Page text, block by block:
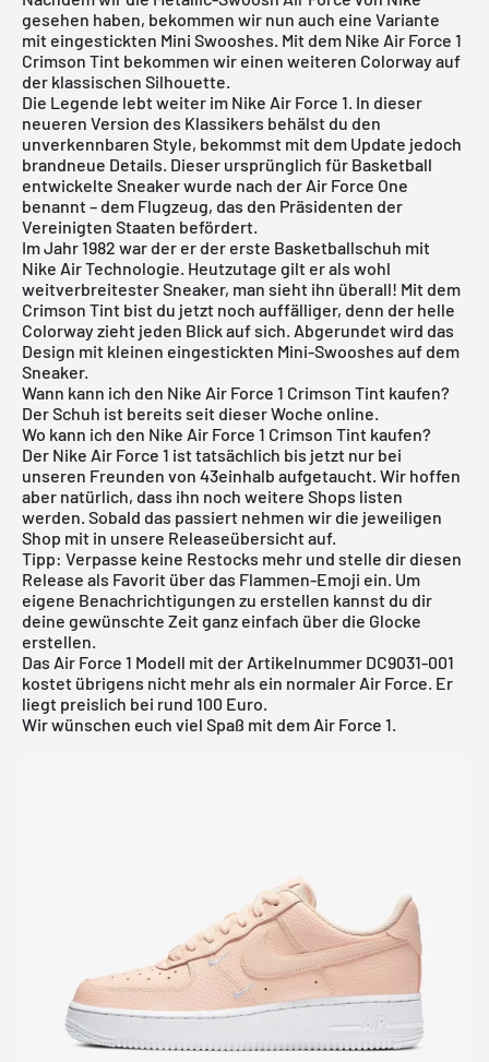
gesehen haben, bekommen wir nun auch eine Variante
mit eingestickten Mini Swooshes. Mit dem Nike Air Force 1
Crimson Tint bekommen wir einen weiteren Colorway auf
der klassischen Silhouette.
Die Legende lebt weiter im Nike Air Force 1. In dieser
neueren Version des Klassikers behälst du den
unverkennbaren Style, bekommst mit dem Update jedoch
brandneue Details. Dieser ursprünglich für Basketball
entwickelte Sneaker wurde nach der Air Force One
benannt – dem Flugzeug, das den Präsidenten der
Vereinigten Staaten befördert.
Im Jahr 1982 war der er der erste Basketballschuh mit
Nike Air Technologie. Heutzutage gilt er als wohl
weitverbreitester Sneaker, man sieht ihn überall! Mit dem
Crimson Tint bist du jetzt noch auffälliger, denn der helle
Colorway zieht jeden Blick auf sich. Abgerundet wird das
Design mit kleinen eingestickten Mini-Swooshes auf dem
Sneaker.
Wann kann ich den Nike Air Force 1 Crimson Tint kaufen?
Der Schuh ist bereits seit dieser Woche online.
Wo kann ich den Nike Air Force 1 Crimson Tint kaufen?
Der Nike Air Force 1 ist tatsächlich bis jetzt nur bei
unseren Freunden von 43einhalb aufgetaucht. Wir hoffen
aber natürlich, dass ihn noch weitere Shops listen
werden. Sobald das passiert nehmen wir die jeweiligen
Shop mit in unsere Releaseübersichtauf.
Tipp: Verpasse keine Restocks mehr und stelle dir diesen
Release als Favorit über das Flammen-Emoji ein. Um
eigene Benachrichtigungen zu erstellen kannst du dir
deine gewünschte Zeit ganz einfach über die Glocke
erstellen.
Das Air Force 1 Modell mit der Artikelnummer DC9031-001
kostet übrigens nicht mehr als ein normaler Air Force. Er
liegt preislich bei rund 100 Euro.
Wir wünschen euch viel Spaß mit dem Air Force 1.